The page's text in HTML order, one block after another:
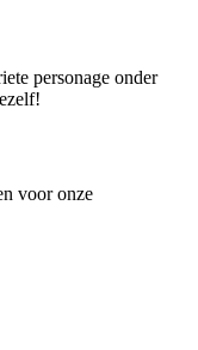
personage onder
voor onze